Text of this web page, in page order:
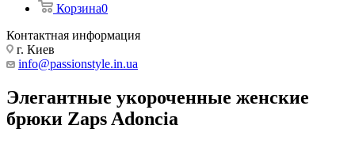
Корзина0
Контактная информация
г. Киев
info@passionstyle.in.ua
Элегантные укороченные женские
брюки Zaps Adoncia